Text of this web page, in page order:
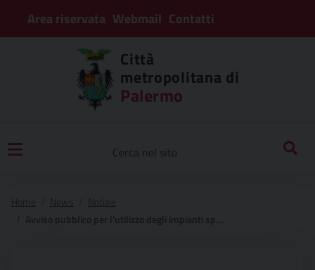
Area riservata Webmail Contatti
Città
metropolitana di
Palermo